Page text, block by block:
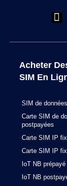
a
c
b
o
k
Acheter
SIM En
SIM de
Carte SIM de
postpayées
Carte SIM IP
Carte SIM IP
IoT NB prépayé
IoT NB